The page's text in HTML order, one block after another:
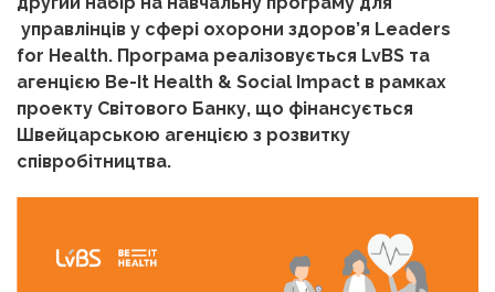
управлінців у сфері охорони здоров’я Leaders
for Health. Програма реалізовується LvBS та
агенцією Be-It Health & Social Impact в рамках
проекту Світового Банку, що фінансується
Швейцарською агенцією з розвитку
співробітництва.